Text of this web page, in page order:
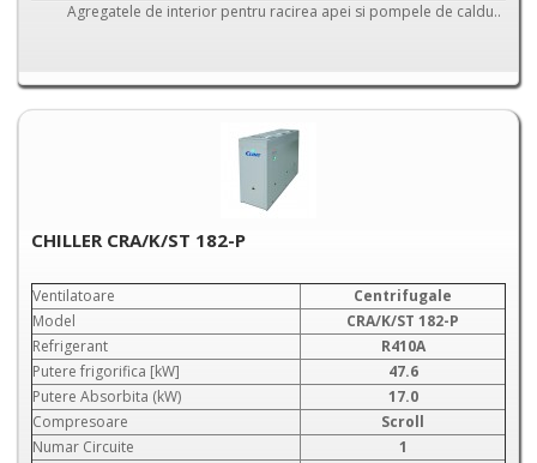
Agregatele de interior pentru racirea apei si pompele de caldu..
CHILLER CRA/K/ST 182-P
Ventilatoare
Centrifugale
Model
CRA/K/ST 182-P
Refrigerant
R410A
Putere frigorifica [kW]
47.6
Putere Absorbita (kW)
17.0
Compresoare
Scroll
Numar Circuite
1